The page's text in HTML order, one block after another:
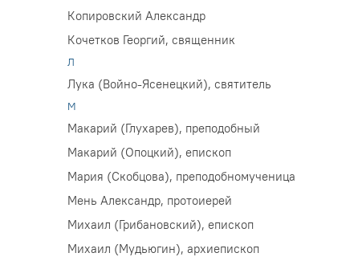
Копировский Александр
Кочетков Георгий, священник
Л
Лука (Войно-Ясенецкий), святитель
М
Макарий (Глухарев), преподобный
Макарий (Опоцкий), епископ
Мария (Скобцова), преподобномученица
Мень Александр, протоиерей
Михаил (Грибановский), епископ
Михаил (Мудьюгин), архиепископ